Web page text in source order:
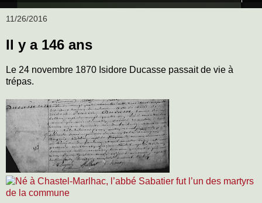
11/26/2016
Il y a 146 ans
Le 24 novembre 1870 Isidore Ducasse passait de vie à
trépas.